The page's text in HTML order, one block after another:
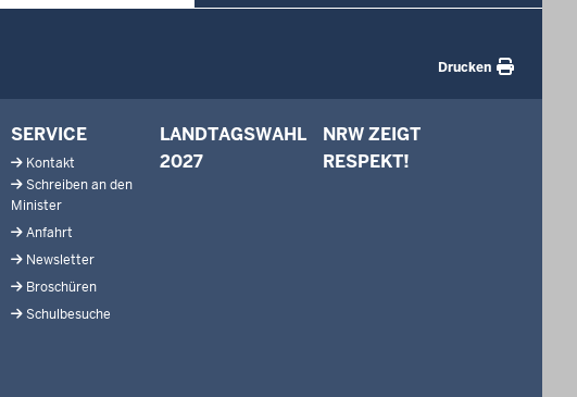
Drucken
SERVICE
Kontakt
Schreiben an den
Minister
Anfahrt
Newsletter
Broschüren
Schulbesuche
LANDTAGSWAHL
2027
NRW ZEIGT
RESPEKT!